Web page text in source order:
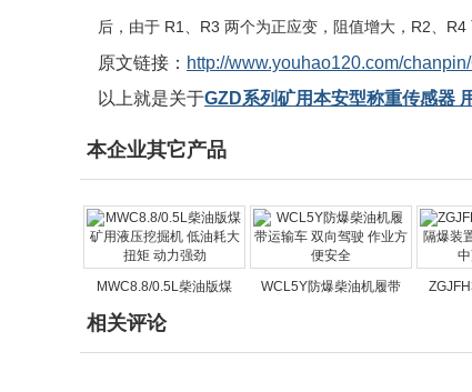
后，由于 R1 R3 两个为正应变，阻值增大， R2 R4
原文链接： http://www.youhao120.com/
以上就是关于GZD系列矿用本安型称重传感器
本企业其它产品
MWC8.8/0.5L柴油版煤 WCL5Y防爆柴油机履带
相关评论